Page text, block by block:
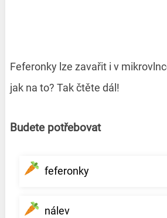
Feferonky lze zavařit i v
jak na to? Tak čtěte dál!
Budete potřebovat
feferonky
nálev